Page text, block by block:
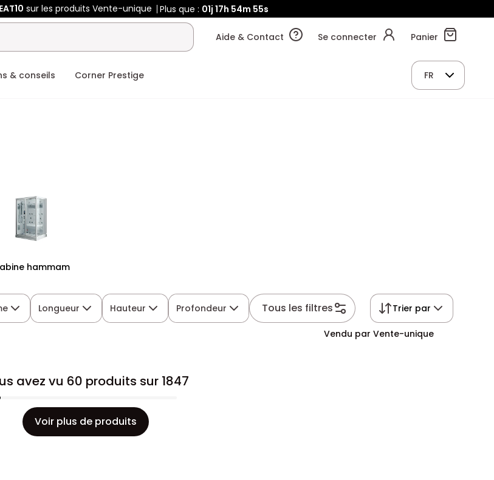
sur les produits Vente-unique Plus que : 01j 17h 54m 54s
Aide & Contact Se connecter Panier
& conseils Corner Prestige FR
hammam
Longueur Hauteur Profondeur Tous les filtres Trier par
Vendu par Vente-unique
avez vu 60 produits sur 1847
Voir plus de produits